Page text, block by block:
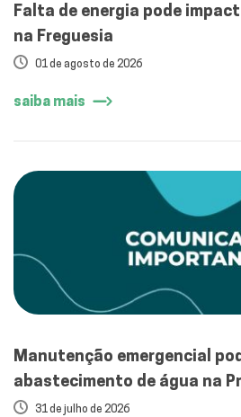
Falta de energia pode
na Freguesia
01 de agosto de 2026
saiba mais
Manutenção emergencial
abastecimento de água na
31 de julho de 2026